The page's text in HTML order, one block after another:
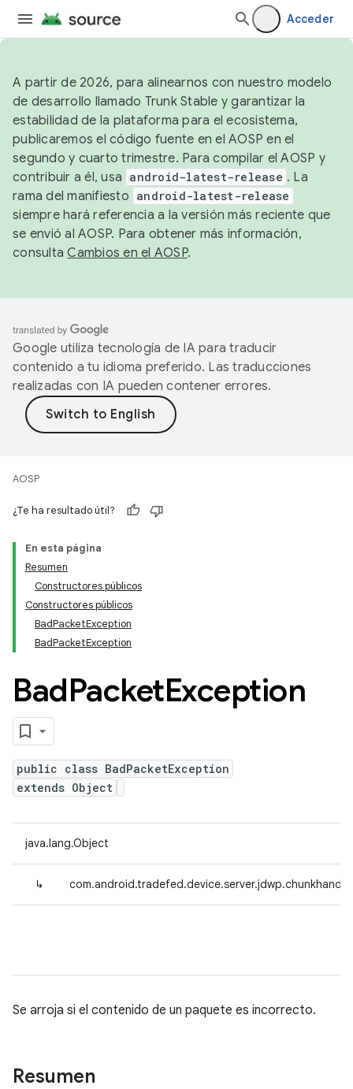
Acceder
A partir de 2026, para alinearnos con nuestro modelo
de desarrollo llamado Trunk Stable y garantizar la
estabilidad de la plataforma para el ecosistema,
publicaremos el código fuente en el AOSP en el
segundo y cuarto trimestre. Para compilar el AOSP y
contribuir a él, usa android-latest-release . La
rama del manifiesto android-latest-release
siempre hará referencia a la versión más reciente que
se envió al AOSP. Para obtener más información,
consultaCambios en el AOSP.
Google utiliza tecnología de IA para traducir
contenido a tu idioma preferido. Las traducciones
realizadas con IA pueden contener errores.
AOSP
¿Te ha resultado útil?
En esta página
Resumen
Constructores públicos
Constructores públicos
BadPacketException
BadPacketException
BadPacketException
public class BadPacketException
extends Object
java.lang.Object
↳
Se arroja si el contenido de un paquete es incorrecto.
Resumen